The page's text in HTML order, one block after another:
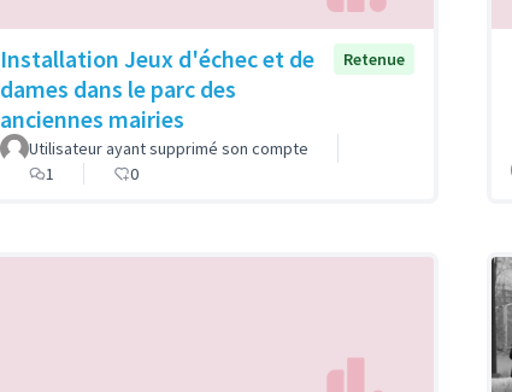
Installation Jeux d'échec et de
dames dans le parc des
anciennes mairies
Retenue
Utilisateur ayant supprimé son compte
1
0